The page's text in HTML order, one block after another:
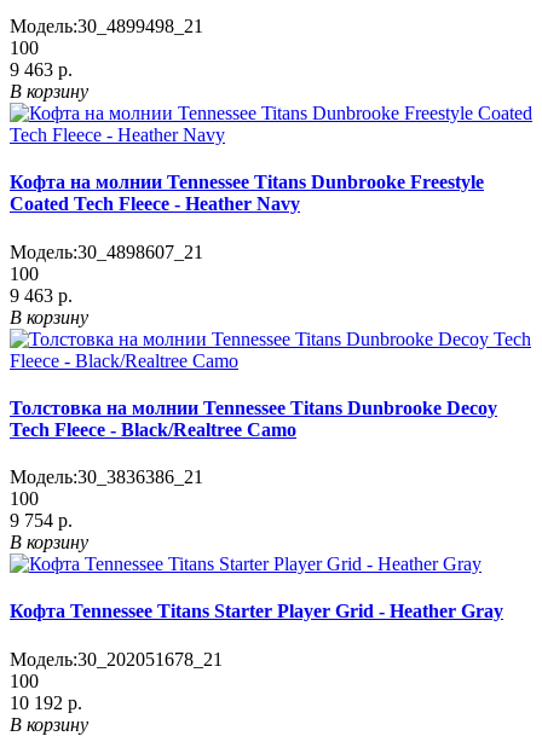
Модель:30_4899498_21
100
9 463 р.
В корзину
Кофта на молнии Tennessee Titans Dunbrooke Freestyle
Coated Tech Fleece - Heather Navy
Модель:30_4898607_21
100
9 463 р.
В корзину
Толстовка на молнии Tennessee Titans Dunbrooke Decoy
Tech Fleece - Black/Realtree Camo
Модель:30_3836386_21
100
9 754 р.
В корзину
Кофта Tennessee Titans Starter Player Grid - Heather Gray
Модель:30_202051678_21
100
10 192 р.
В корзину